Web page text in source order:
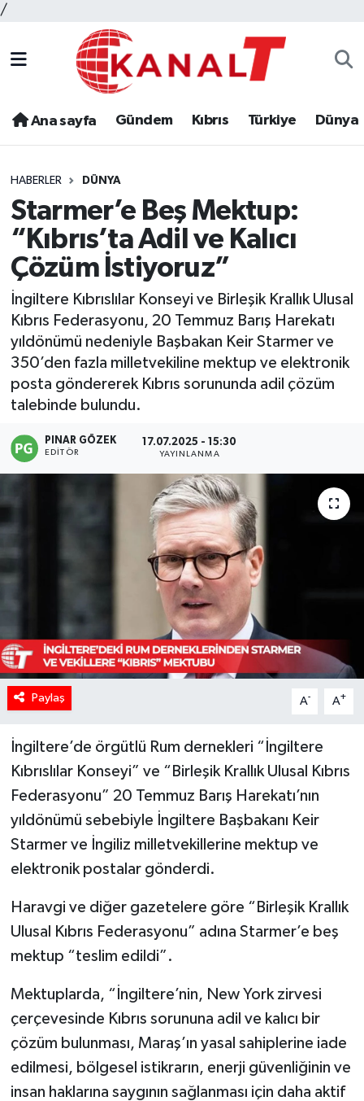
/
Ana sayfa Gündem Kıbrıs Türkiye Dünya
HABERLER DÜNYA
Starmer’e Beş Mektup:
“Kıbrıs’ta Adil ve Kalıcı
Çözüm İstiyoruz”
İngiltere Kıbrıslılar Konseyi ve Birleşik Krallık Ulusal
Kıbrıs Federasyonu, 20 Temmuz Barış Harekatı
yıldönümü nedeniyle Başbakan Keir Starmer ve
350’den fazla milletvekiline mektup ve elektronik
posta göndererek Kıbrıs sorununda adil çözüm
talebinde bulundu.
PINAR GÖZEK
EDITÖR
17.07.2025 - 15:30
YAYINLANMA
Paylaş A- A+
İngiltere’de örgütlü Rum dernekleri “İngiltere
Kıbrıslılar Konseyi” ve “Birleşik Krallık Ulusal Kıbrıs
Federasyonu” 20 Temmuz Barış Harekatı’nın
yıldönümü sebebiyle İngiltere Başbakanı Keir
Starmer ve İngiliz milletvekillerine mektup ve
elektronik postalar gönderdi.
Haravgi ve diğer gazetelere göre “Birleşik Krallık
Ulusal Kıbrıs Federasyonu” adına Starmer’e beş
mektup “teslim edildi”.
Mektuplarda, “İngiltere’nin, New York zirvesi
çerçevesinde Kıbrıs sorununa adil ve kalıcı bir
çözüm bulunması, Maraş’ın yasal sahiplerine iade
edilmesi, bölgesel istikrarın, enerji güvenliğinin ve
insan haklarına saygının sağlanması için daha aktif